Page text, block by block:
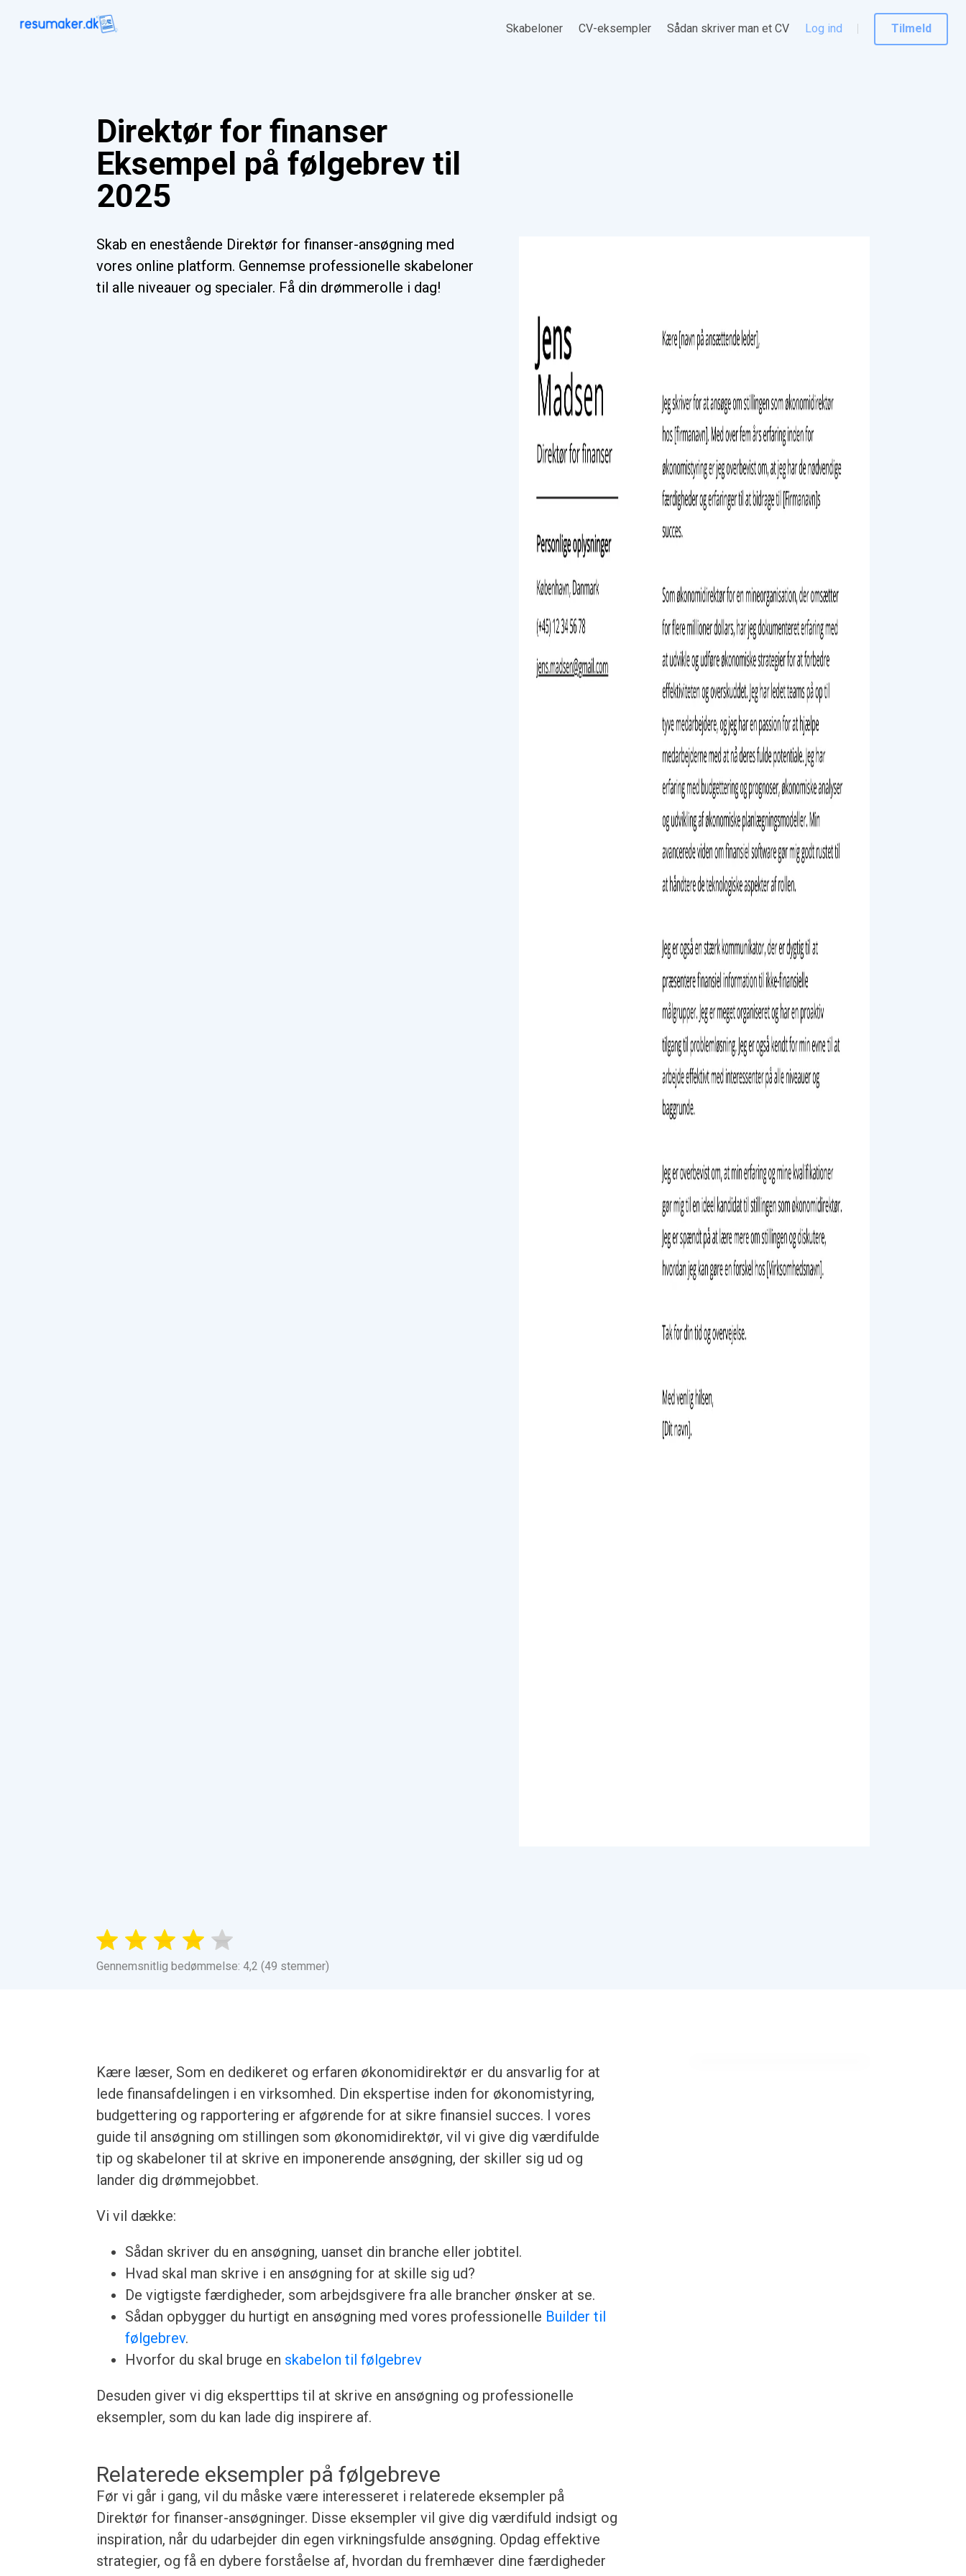
Skabeloner CV-eksempler Sådan skriver man et CV Log ind Tilmeld
Direktør for finanser
Eksempel på følgebrev til
2025
Skab en enestående Direktør for finanser-ansøgning med
vores online platform. Gennemse professionelle skabeloner
til alle niveauer og specialer. Få din drømmerolle i dag!
Gennemsnitlig bedømmelse: 4,2 (49 stemmer)
Kære læser, Som en dedikeret og erfaren økonomidirektør er du ansvarlig for at
lede finansafdelingen i en virksomhed. Din ekspertise inden for økonomistyring,
budgettering og rapportering er afgørende for at sikre finansiel succes. I vores
guide til ansøgning om stillingen som økonomidirektør, vil vi give dig værdifulde
tip og skabeloner til at skrive en imponerende ansøgning, der skiller sig ud og
lander dig drømmejobbet.
Vi vil dække:
Sådan skriver du en ansøgning, uanset din branche eller jobtitel.
Hvad skal man skrive i en ansøgning for at skille sig ud?
De vigtigste færdigheder, som arbejdsgivere fra alle brancher ønsker at se.
Sådan opbygger du hurtigt en ansøgning med vores professionelle Builder til
følgebrev.
Hvorfor du skal bruge en skabelon til følgebrev
Desuden giver vi dig eksperttips til at skrive en ansøgning og professionelle
eksempler, som du kan lade dig inspirere af.
Relaterede eksempler på følgebreve
Før vi går i gang, vil du måske være interesseret i relaterede eksempler på
Direktør for finanser-ansøgninger. Disse eksempler vil give dig værdifuld indsigt og
inspiration, når du udarbejder din egen virkningsfulde ansøgning. Opdag effektive
strategier, og få en dybere forståelse af, hvordan du fremhæver dine færdigheder